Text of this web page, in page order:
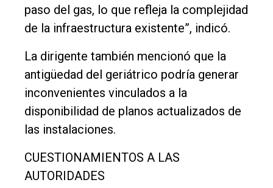
paso del gas, lo que refleja la complejidad
de la infraestructura existente”, indicó.
La dirigente también mencionó que la
antigüedad del geriátrico podría generar
inconvenientes vinculados a la
disponibilidad de planos actualizados de
las instalaciones.
CUESTIONAMIENTOS A LAS
AUTORIDADES